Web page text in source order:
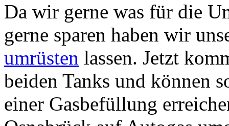
Da wir gerne was für die
gerne sparen haben wir
umrüsten lassen. Jetzt
beiden Tanks und können
einer Gasbefüllung